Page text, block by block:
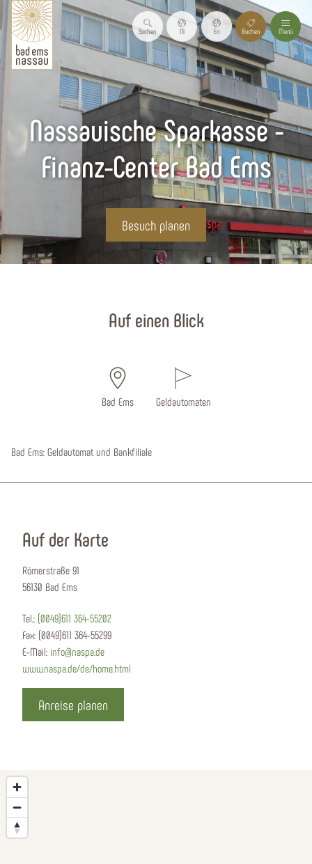
Suchen Nl En Buchen Menü
Nassauische Sparkasse -
Finanz-Center Bad Ems
Besuch planen
Auf einen Blick
Bad Ems Geldautomaten
Bad Ems: Geldautomat und Bankfiliale
Auf der Karte
Römerstraße 91
56130 Bad Ems
Tel.: (0049)611 364-55202
Fax: (0049)611 364-55299
E-Mail: info@naspa.de
www.naspa.de/de/home.html
Anreise planen